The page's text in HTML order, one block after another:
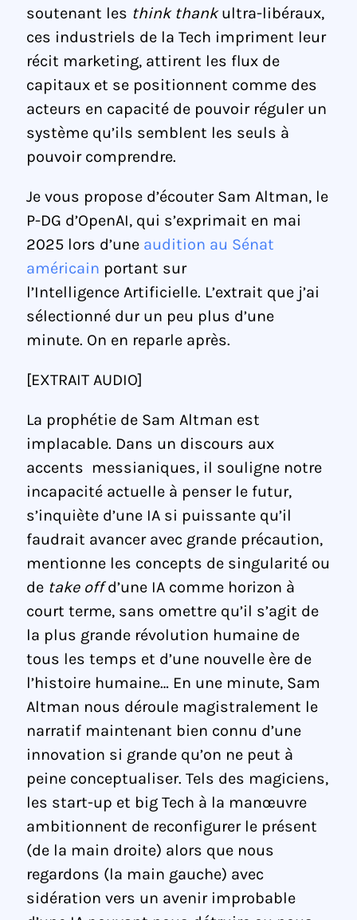
soutenant les think thankultra-libéraux,
ces industriels de la Tech impriment leur
récit marketing, attirent les flux de
capitaux et se positionnent comme des
acteurs en capacité de pouvoir réguler un
système qu’ils semblent les seuls à
pouvoir comprendre.
Je vous propose d’écouter Sam Altman, le
P-DG d’OpenAI, qui s’exprimait en mai
2025 lors d’une audition au Sénat
américain portant sur
l’Intelligence Artificielle. L’extrait que j’ai
sélectionné dur un peu plus d’une
minute. On en reparle après.
[EXTRAIT AUDIO]
La prophétie de Sam Altman est
implacable. Dans un discours aux
accents messianiques, il souligne notre
incapacité actuelle à penser le futur,
s’inquiète d’une IA si puissante qu’il
faudrait avancer avec grande précaution,
mentionne les concepts de singularité ou
de take offd’une IA comme horizon à
court terme, sans omettre qu’il s’agit de
la plus grande révolution humaine de
tous les temps et d’une nouvelle ère de
l’histoire humaine… En une minute, Sam
Altman nous déroule magistralement le
narratif maintenant bien connu d’une
innovation si grande qu’on ne peut à
peine conceptualiser. Tels des magiciens,
les start-up et big Tech à la manœuvre
ambitionnent de reconfigurer le présent
(de la main droite) alors que nous
regardons (la main gauche) avec
sidération vers un avenir improbable